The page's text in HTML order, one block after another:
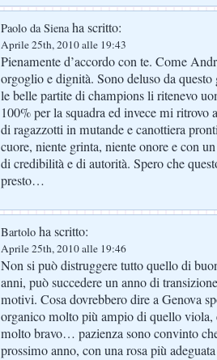
Paolo da Sienaha scritto:
Aprile 25th, 2010 alle 19:43
Pienamente d’accordo con te. Come
orgoglio e dignità. Sono deluso da
le belle partite di champions li ritenevo
100% per la squadra ed invece mi ritrovo
di ragazzotti in mutande e canottiera
cuore, niente grinta, niente onore e con
di credibilità e di autorità. Spero che
presto…
Bartolo ha scritto:
Aprile 25th, 2010 alle 19:46
Non si può distruggere tutto quello di
anni, può succedere un anno di
motivi. Cosa dovrebbero dire a Genova
organico molto più ampio di quello viola,
molto bravo… pazienza sono convinto
prossimo anno, con una rosa più